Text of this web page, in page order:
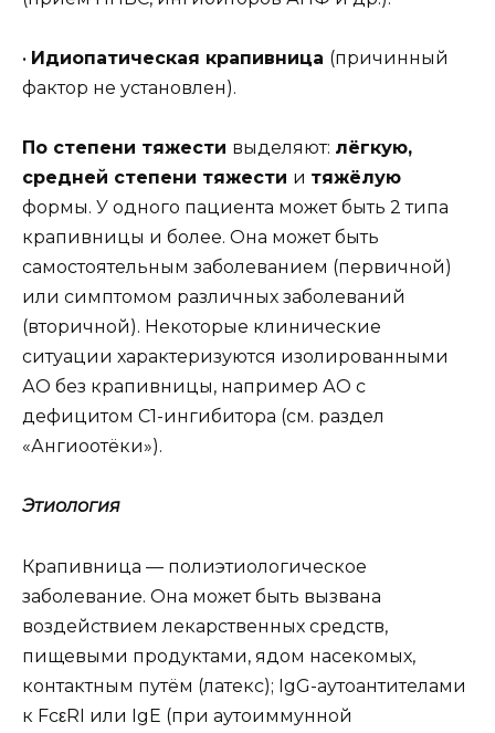
• Идиопатическая крапивница (причинный
фактор не установлен).
По степени тяжести выделяют: лёгкую,
средней степени тяжести и тяжёлую
формы. У одного пациента может быть 2 типа
крапивницы и более. Она может быть
самостоятельным заболеванием (первичной)
или симптомом различных заболеваний
(вторичной). Некоторые клинические
ситуации характеризуются изолированными
АО без крапивницы, например АО с
дефицитом С1-ингибитора (см. раздел
«Ангиоотёки»).
Этиология
Крапивница — полиэтиологическое
заболевание. Она может быть вызвана
воздействием лекарственных средств,
пищевыми продуктами, ядом насекомых,
контактным путём (латекс); IgG-аутоантителами
к FcεRI или IgE (при аутоиммунной